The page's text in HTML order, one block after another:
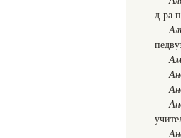
д‑ра